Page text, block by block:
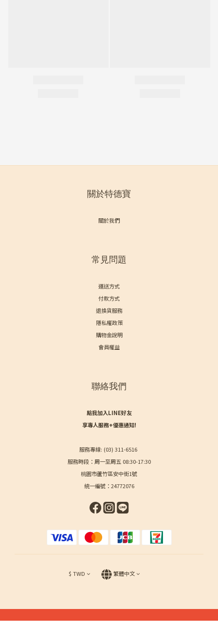
關於特德寶
關於我們
常見問題
運送方式
付款方式
退換貨服務
隱私權政策
購物金說明
會員權益
聯絡我們
點我加入LINE好友
享專人服務+優惠通知!
服務專線: (03) 311-6516
服務時段：周一至周五 08:30-17:30
桃園市蘆竹區安中街1號
統一編號：24772076
$ TWD 繁體中文